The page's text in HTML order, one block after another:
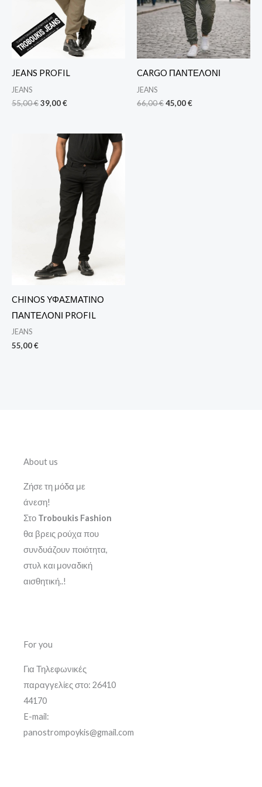
JEANS PROFIL
JEANS
55,00€39,00€
CARGO ΠΑΝΤΕΛΟΝΙ
JEANS
66,00€45,00€
CHINOS ΥΦΑΣΜΑΤΙΝΟ
ΠΑΝΤΕΛΟΝΙ PROFIL
JEANS
55,00€
About us
Ζήσε τη μόδα με
άνεση!
Στο Troboukis Fashion
θα βρεις ρούχα που
συνδυάζουν ποιότητα,
στυλ και μοναδική
αισθητική..!
For you
Για Τηλεφωνικές
παραγγελίες στο: 26410
44170
E-mail:
panostrompoykis@gmail.com